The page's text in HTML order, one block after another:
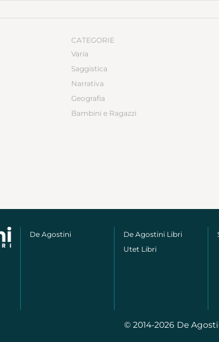
CATEGORIE
Varia
Saggistica
Narrativa
Geografia
Bambini e Ragazzi
De Agostini
De Agostini Libri
Utet Libri
© 2014-2026 De